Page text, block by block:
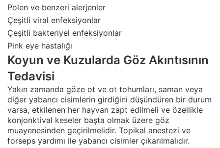
Polen ve benzeri alerjenler
Çeşitli viral enfeksiyonlar
Çeşitli bakteriyel enfeksiyonlar
Pink eye hastalığı
Koyun ve Kuzularda Göz Akıntısının
Tedavisi
Yakın zamanda göze ot ve ot tohumları, saman veya
diğer yabancı cisimlerin girdiğini düşündüren bir durum
varsa, etkilenen her hayvan zapt edilmeli ve özellikle
konjonktival keseler başta olmak üzere göz
muayenesinden geçirilmelidir. Topikal anestezi ve
forseps yardımı ile yabancı cisimler çıkarılmalıdır.